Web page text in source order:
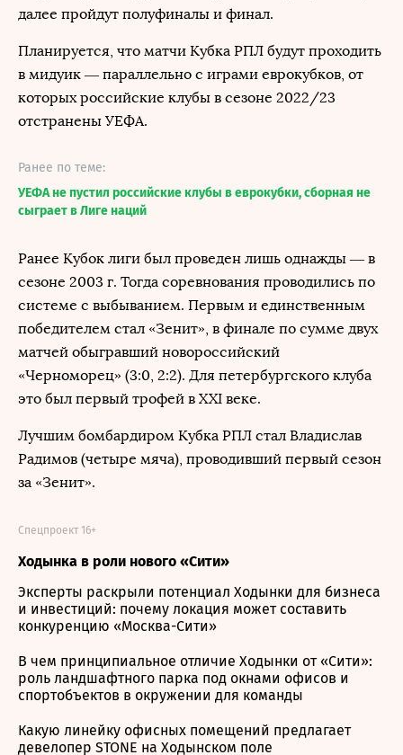
далее пройдут полуфиналы и финал.
Планируется, что матчи Кубка РПЛ будут проходить
в мидуик — параллельно с играми еврокубков, от
которых российские клубы в сезоне 2022/23
отстранены УЕФА.
Ранее по теме:
УЕФА не пустил российские клубы в еврокубки, сборная не
сыграет в Лиге наций
Ранее Кубок лиги был проведен лишь однажды — в
сезоне 2003 г. Тогда соревнования проводились по
системе с выбыванием. Первым и единственным
победителем стал «Зенит», в финале по сумме двух
матчей обыгравший новороссийский
«Черноморец» (3:0, 2:2). Для петербургского клуба
это был первый трофей в XXI веке.
Лучшим бомбардиром Кубка РПЛ стал Владислав
Радимов (четыре мяча), проводивший первый сезон
за «Зенит».
Ходынка в роли нового «Сити»
Спецпроект 16+
Эксперты раскрыли потенциал Ходынки для бизнеса
и инвестиций: почему локация может составить
конкуренцию «Москва-Сити»
В чем принципиальное отличие Ходынки от «Сити»:
роль ландшафтного парка под окнами офисов и
спортобъектов в окружении для команды
Какую линейку офисных помещений предлагает
девелопер STONE на Ходынском поле